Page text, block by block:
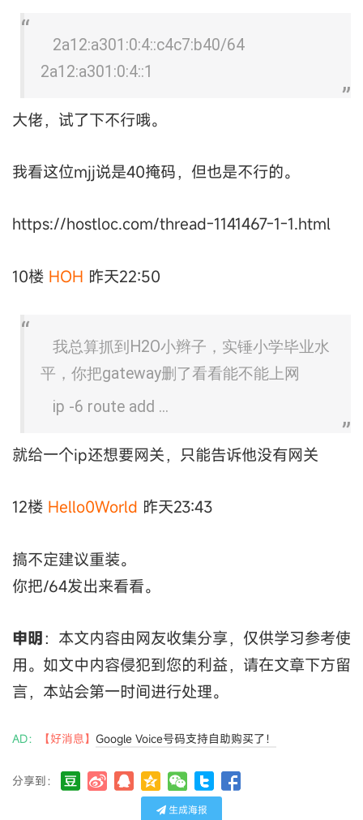
2a12:a301:0:4::c4c7:b40/64
2a12:a301:0:4::1
大佬，试了下不行哦。
我看这位mjj说是40掩码，但也是不行的。
https://hostloc.com/thread-1141467-1-1.html
10楼 HOH 昨天22:50
我总算抓到H2O小辫子，实锤小学毕业水
平，你把gateway删了看看能不能上网
ip -6 route add ...
就给一个ip还想要网关，只能告诉他没有网关
12楼 Hello0World 昨天23:43
搞不定建议重装。
你把/64发出来看看。
申明：本文内容由网友收集分享，仅供学习参考使
用。如文中内容侵犯到您的利益，请在文章下方留
言，本站会第一时间进行处理。
AD： 【好消息】 Google Voice号码支持自助购买了！
分享到：
生成海报